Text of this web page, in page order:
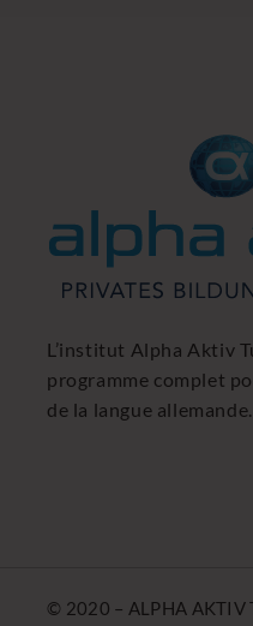
L’institut Alpha Aktiv
programme complet
de la langue allemande.
© 2020 – ALPHA AKTIV